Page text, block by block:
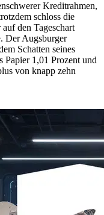
Kreditrahmen,
schloss die
den Tageschart
Der Augsburger
Schatten seines
Papier 1,01 Prozent und
von knapp zehn